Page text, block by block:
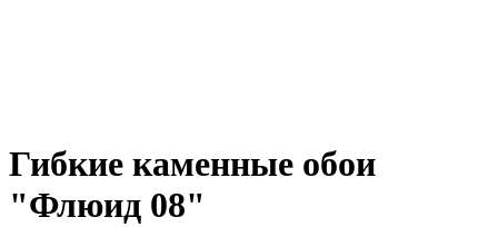
Гибкие каменные обои
"Флюид 08"